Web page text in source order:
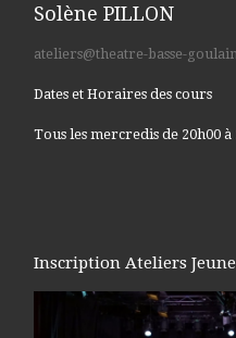
Solène PILLON
ateliers@theatre-basse-
Dates et Horaires des cours
Tous les mercredis de 20h00 à
Inscription Ateliers